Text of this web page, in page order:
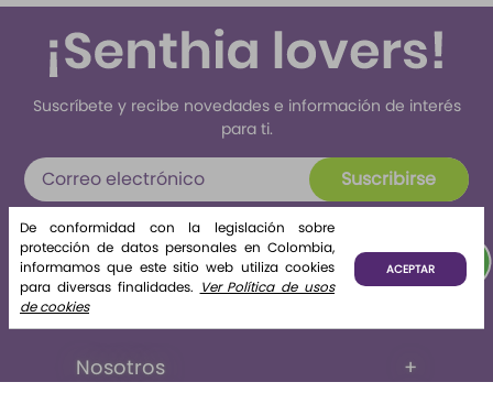
Suscríbete y recibe novedades e información de interés
para ti.
Suscribirse
Al enviar tus datos declaras haber leído y aceptado el
tratamiento de datos personales
Nosotros
+
De conformidad con la legislación sobre
protección de datos personales en Colombia,
informamos que este sitio web utiliza cookies
para diversas finalidades. Ver Política de usos
de cookies
ACEPTAR